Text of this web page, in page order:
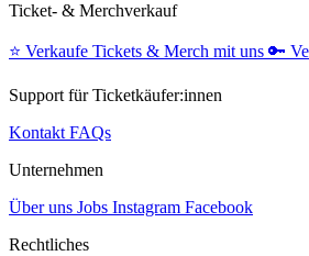
Ticket- & Merchverkauf
⭐️ Verkaufe Tickets & Merch mit uns 🔑
Support für Ticketkäufer:innen
Kontakt FAQs
Unternehmen
Über uns Jobs Instagram Facebook
Rechtliches